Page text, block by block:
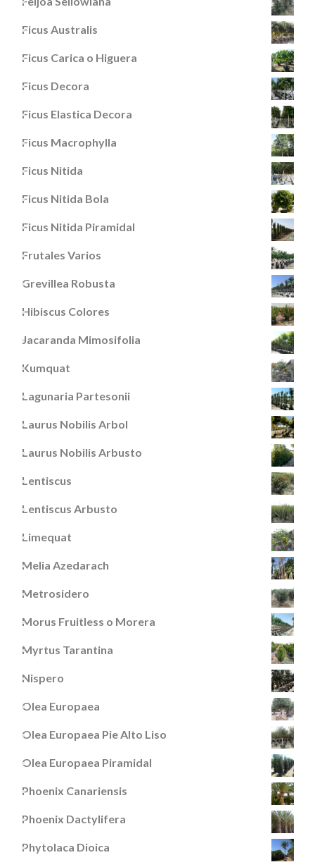
Ficus Australis
Ficus Carica o Higuera
Ficus Decora
Ficus Elastica Decora
Ficus Macrophylla
Ficus Nitida
Ficus Nitida Bola
Ficus Nitida Piramidal
Frutales Varios
Grevillea Robusta
Hibiscus Colores
Jacaranda Mimosifolia
Kumquat
Lagunaria Partesonii
Laurus Nobilis Arbol
Laurus Nobilis Arbusto
Lentiscus
Lentiscus Arbusto
Limequat
Melia Azedarach
Metrosidero
Morus Fruitless o Morera
Myrtus Tarantina
Nispero
Olea Europaea
Olea Europaea Pie Alto Liso
Olea Europaea Piramidal
Phoenix Canariensis
Phoenix Dactylifera
Phytolaca Dioica